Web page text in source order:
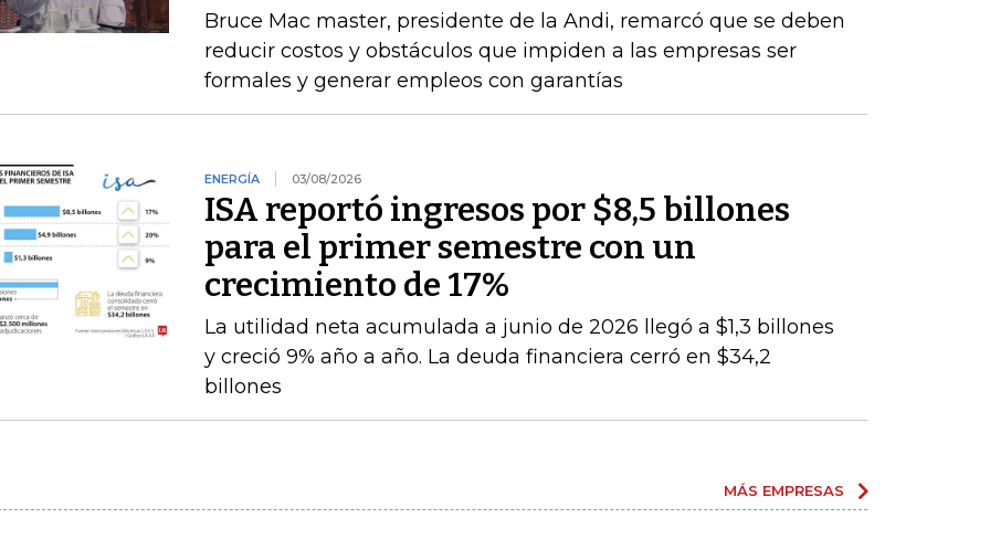
Bruce Mac master, presidente de la Andi, remarcó que se deben
reducir costos y obstáculos que impiden a las empresas ser
formales y generar empleos con garantías
ENERGÍA 03/08/2026
ISA reportó ingresos por $8,5 billones
para el primer semestre con un
crecimiento de 17%
La utilidad neta acumulada a junio de 2026 llegó a $1,3 billones
y creció 9% año a año. La deuda financiera cerró en $34,2
billones
MÁS EMPRESAS